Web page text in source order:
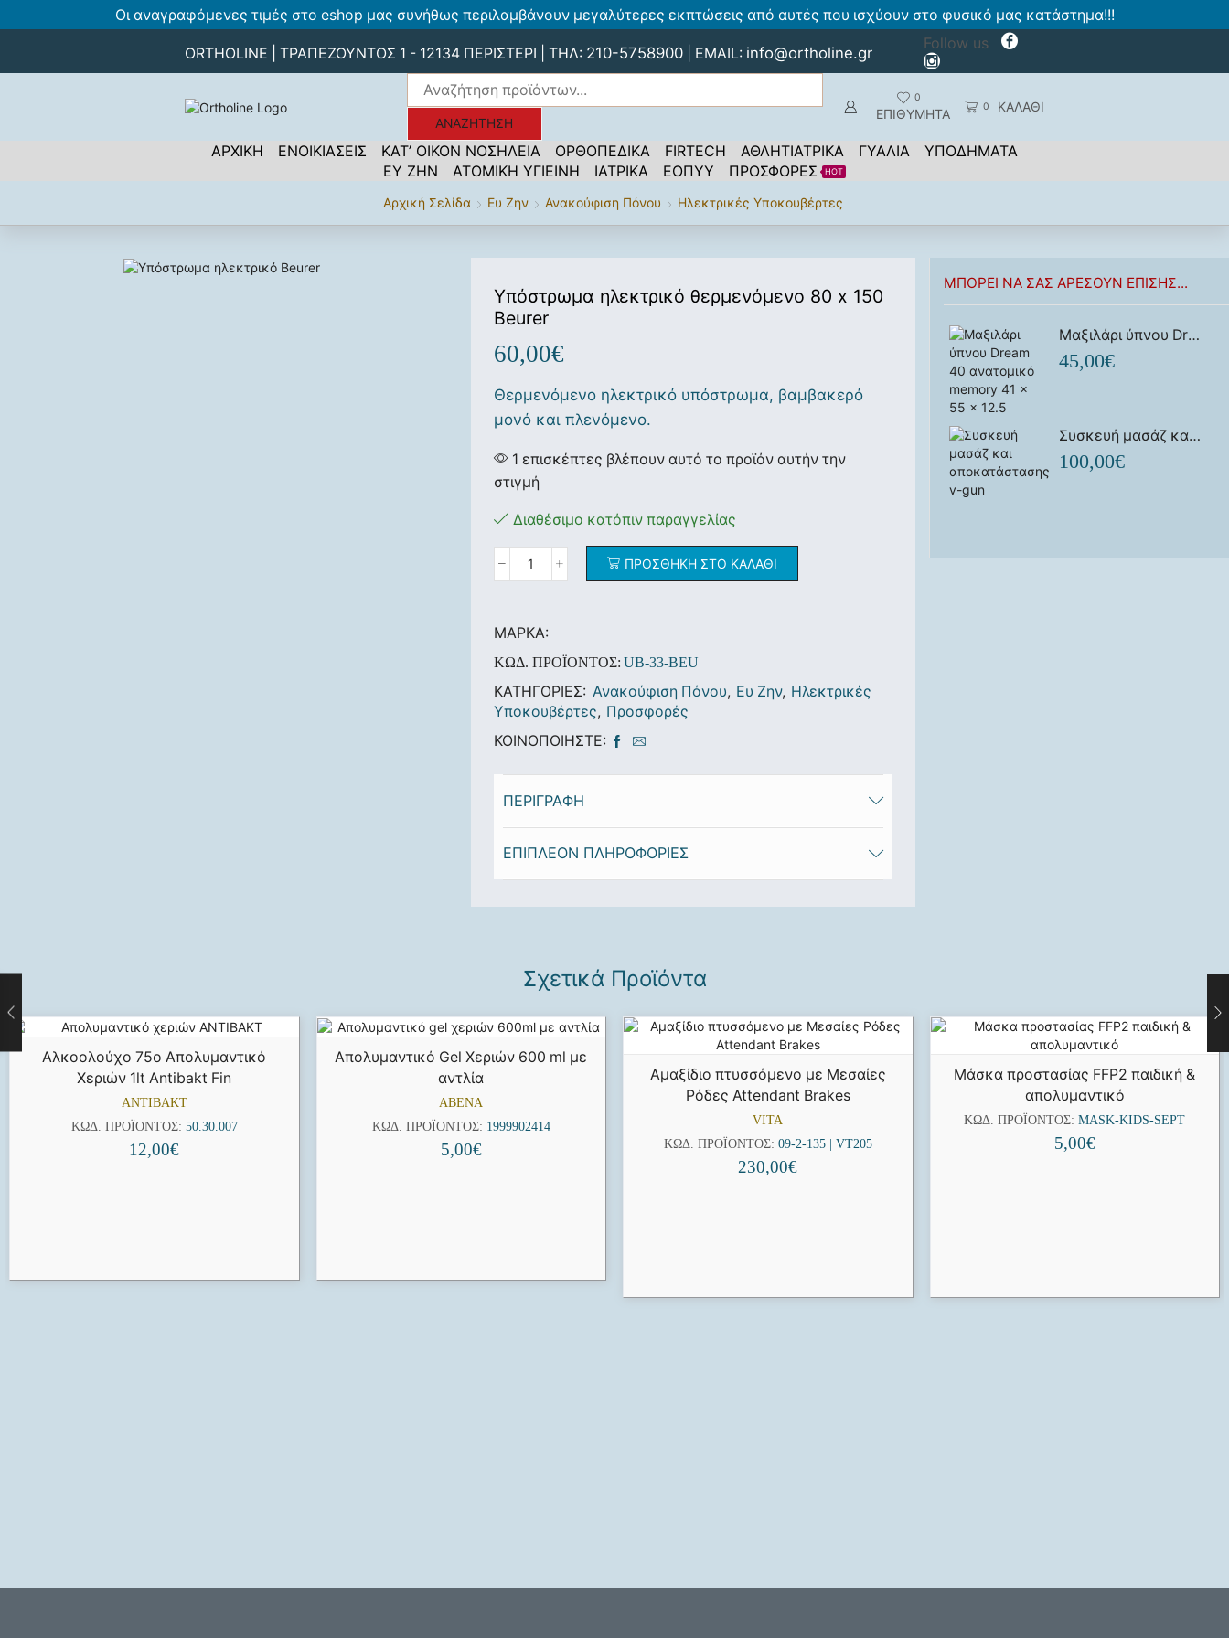
Οι αναγραφόμενες τιμές στο eshop μας συνήθως περιλαμβάνουν μεγαλύτερες εκπτώσεις από αυτές που ισχύουν στο φυσικό μας κατάστημα!!!
ORTHOLINE | ΤΡΑΠΕΖΟΥΝΤΟΣ 1 - 12134 ΠΕΡΙΣΤΕΡΙ | ΤΗΛ: 210-5758900 | EMAIL: info@ortholine.gr
Follow us
ΑΝΑΖΉΤΗΣΗ
0
ΕΠΙΘΥΜΗΤΑ 0 ΚΑΛΑΘΙ
ΑΡΧΙΚΗ ΕΝΟΙΚΙΑΣΕΙΣ ΚΑΤ’ ΟΙΚΟΝ ΝΟΣΗΛΕΙΑ ΟΡΘΟΠΕΔΙΚΑ FIRTECH ΑΘΛΗΤΙΑΤΡΙΚΑ ΓΥΑΛΙΑ
ΥΠΟΔΗΜΑΤΑ
ΕΥ ΖΗΝ
ΑΤΟΜΙΚΗ ΥΓΙΕΙΝΗ ΙΑΤΡΙΚΑ ΕΟΠΥΥ ΠΡΟΣΦΟΡΕΣ HOT
Αρχική Σελίδα Ευ Ζην Ανακούφιση Πόνου Ηλεκτρικές Υποκουβέρτες
Υπόστρωμα ηλεκτρικό θερμενόμενο 80 x 150
Beurer
60,00€
Θερμενόμενο ηλεκτρικό υπόστρωμα, βαμβακερό
μονό και πλενόμενο.
1 επισκέπτες βλέπουν αυτό το προϊόν αυτήν την
στιγμή
Διαθέσιμο κατόπιν παραγγελίας
ΠΡΟΣΘΉΚΗ ΣΤΟ ΚΑΛΆΘΙ
ΜΆΡΚΑ:
ΚΩΔ. ΠΡΟΪΌΝΤΟΣ: UB-33-BEU
ΚΑΤΗΓΟΡΊΕΣ: Ανακούφιση Πόνου, Ευ Ζην, Ηλεκτρικές
Υποκουβέρτες, Προσφορές
ΚΟΙΝΟΠΟΙΉΣΤΕ:
ΠΕΡΙΓΡΑΦΉ
ΕΠΙΠΛΈΟΝ ΠΛΗΡΟΦΟΡΊΕΣ
ΜΠΟΡΕΊ ΝΑ ΣΑΣ ΑΡΈΣΟΥΝ ΕΠΊΣΗΣ...
Μαξιλάρι ύπνου Dream 40 ανατομικό memory 41 x 55 x 12.5
45,00€
Συσκευή μασάζ και αποκατάστασης v-gun
100,00€
Σχετικά Προϊόντα
Αλκοολούχο 75ο Απολυμαντικό
Χεριών 1lt Antibakt Fin
ANTIBAKT
ΚΩΔ. ΠΡΟΪΌΝΤΟΣ: 50.30.007
12,00€
Απολυμαντικό Gel Χεριών 600 ml με
αντλία
ABENA
ΚΩΔ. ΠΡΟΪΌΝΤΟΣ: 1999902414
5,00€
Αμαξίδιο πτυσσόμενο με Μεσαίες
Ρόδες Attendant Brakes
VITA
ΚΩΔ. ΠΡΟΪΌΝΤΟΣ: 09-2-135 | VT205
230,00€
Μάσκα προστασίας FFP2 παιδική &
απολυμαντικό
ΚΩΔ. ΠΡΟΪΌΝΤΟΣ:MASK-KIDS-SEPT
5,00€